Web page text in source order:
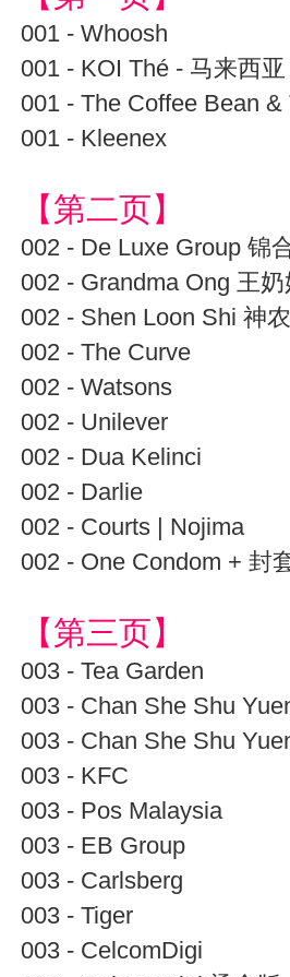
001 - Whoosh
001 - KOI Thé - 马来西亚
001 - The Coffee Bean &
001 - Kleenex
【第二页】
002 - De Luxe Group 锦
002 - Grandma Ong 王
002 - Shen Loon Shi 神
002 - The Curve
002 - Watsons
002 - Unilever
002 - Dua Kelinci
002 - Darlie
002 - Courts | Nojima
002 - One Condom + 封
【第三页】
003 - Tea Garden
003 - Chan She Shu
003 - Chan She Shu
003 - KFC
003 - Pos Malaysia
003 - EB Group
003 - Carlsberg
003 - Tiger
003 - CelcomDigi